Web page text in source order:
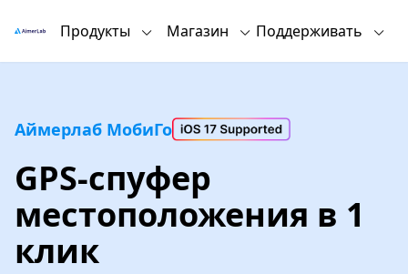
Продукты Магазин Поддерживать
Аймерлаб МобиГо
GPS-спуфер
местоположения в 1
клик